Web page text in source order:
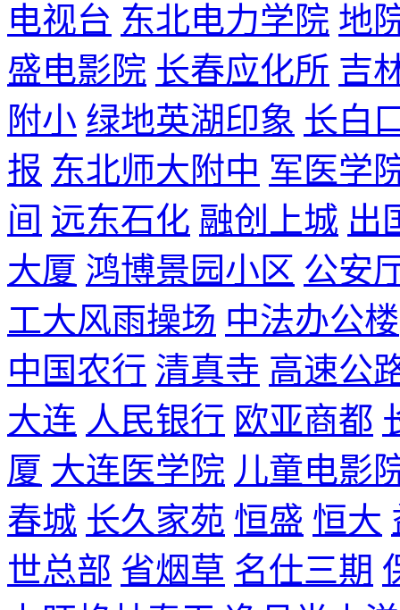
电视台 东北电力学院 地
盛电影院 长春应化所 吉
附小 绿地英湖印象 长白
报 东北师大附中 军医学
间 远东石化 融创上城 出
大厦 鸿博景园小区 公安
工大风雨操场 中法办公楼
中国农行 清真寺 高速公
大连 人民银行 欧亚商都
厦 大连医学院 儿童电影
春城 长久家苑 恒盛 恒大
世总部 省烟草 名仕三期